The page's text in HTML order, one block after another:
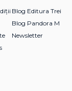
Blog Editura Trei
Blog Pandora M
Newsletter